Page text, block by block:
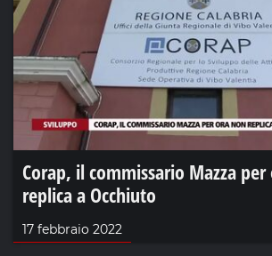
Corap, il commissario Mazza
replica a Occhiuto
17 febbraio 2022